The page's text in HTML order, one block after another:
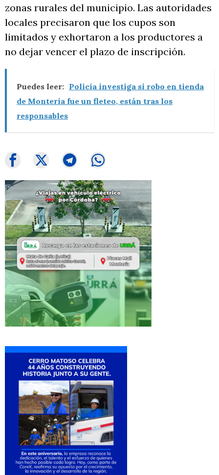
zonas rurales del municipio. Las autoridades
locales precisaron que los cupos son
limitados y exhortaron a los productores a
no dejar vencer el plazo de inscripción.
Puedes leer: Policía investiga si robo en tienda
de Montería fue un fleteo, están tras los
responsables